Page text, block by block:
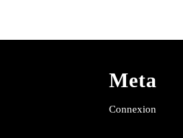
Meta
Connexion